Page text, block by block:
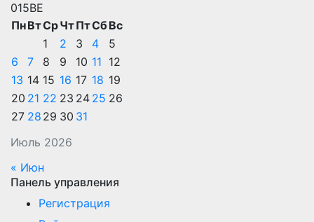
015BE
Июль 2026
ПнВтСрЧтПтСбВс
1
2 3 4
5
6
7 8 9 10 11 12
13 14 15 16 17 18 19
20 21 22 23 24 25 26
27 28 29 30 31
« Июн
Панель управления
Регистрация